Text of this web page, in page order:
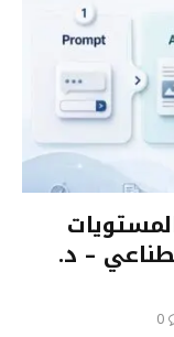
– د.
0